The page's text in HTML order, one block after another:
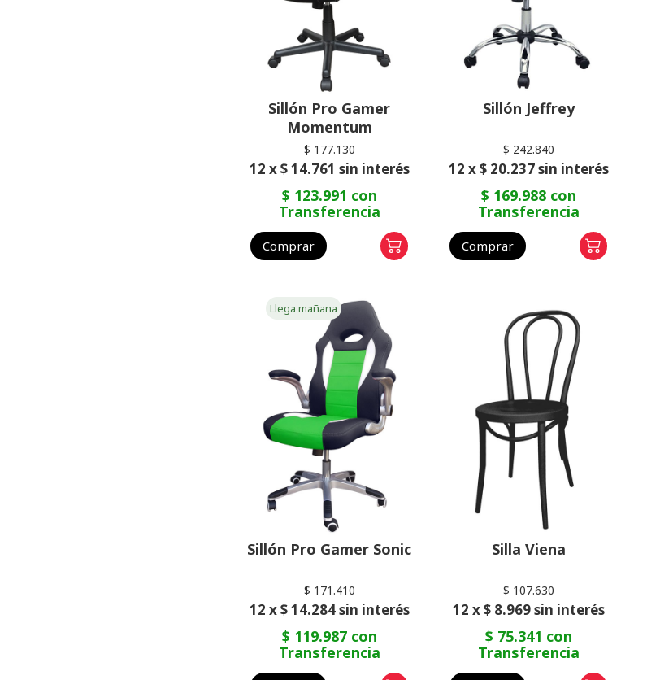
Sillón Pro Gamer
Momentum
$ 177.130
12 x $ 14.761 sin interés
$ 123.991 con
Transferencia
Comprar
Sillón Jeffrey
$ 242.840
12 x $ 20.237 sin interés
$ 169.988 con
Transferencia
Comprar
Llega mañana
Sillón Pro Gamer Sonic
$ 171.410
12 x $ 14.284 sin interés
$ 119.987 con
Transferencia
Silla Viena
$ 107.630
12 x $ 8.969 sin interés
$ 75.341 con
Transferencia